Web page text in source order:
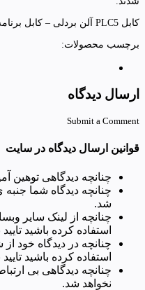
کابل PLC5 آلن بردلی – کابل برنامه ریزی plc آلن بردلی
برچسب محصولات:
ارسال دیدگاه
Submit a Comment
قوانین ارسال دیدگاه در سایت
چنانچه دیدگاهی توهین
چنانچه دیدگاه شما جنبه
شد.
چنانچه از لینک سایر
استفاده کرده باشید
چنانچه در دیدگاه خود
استفاده کرده باشید
چنانچه دیدگاهی بی
نخواهد شد.